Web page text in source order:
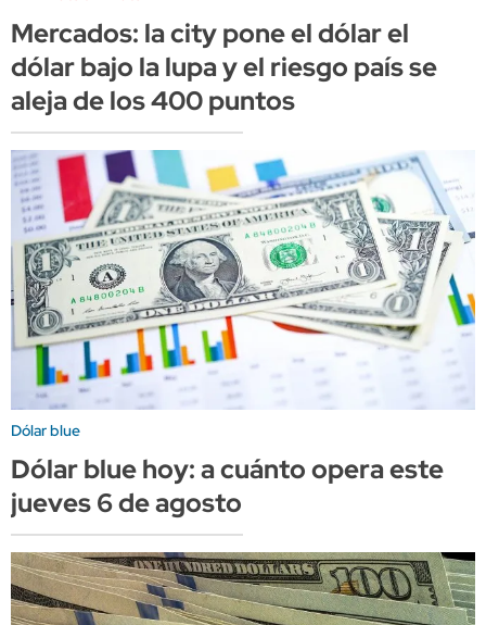
Mercados: la city pone el dólar el
dólar bajo la lupa y el riesgo país se
aleja de los 400 puntos
Dólar blue
Dólar blue hoy: a cuánto opera este
jueves 6 de agosto